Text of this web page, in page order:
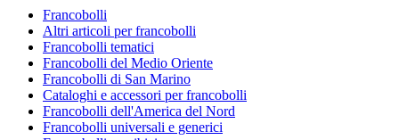
Francobolli
Altri articoli per francobolli
Francobolli tematici
Francobolli del Medio Oriente
Francobolli di San Marino
Cataloghi e accessori per francobolli
Francobolli dell'America del Nord
Francobolli universali e generici